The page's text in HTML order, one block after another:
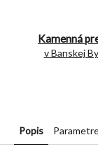
Kamenná
v Banskej
Popis